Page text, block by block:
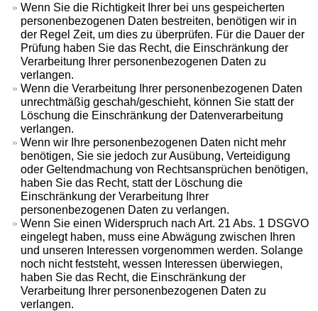
Wenn Sie die Richtigkeit Ihrer bei uns gespeicherten
personenbezogenen Daten bestreiten, benötigen wir in
der Regel Zeit, um dies zu überprüfen. Für die Dauer der
Prüfung haben Sie das Recht, die Einschränkung der
Verarbeitung Ihrer personenbezogenen Daten zu
verlangen.
Wenn die Verarbeitung Ihrer personenbezogenen Daten
unrechtmäßig geschah/geschieht, können Sie statt der
Löschung die Einschränkung der Datenverarbeitung
verlangen.
Wenn wir Ihre personenbezogenen Daten nicht mehr
benötigen, Sie sie jedoch zur Ausübung, Verteidigung
oder Geltendmachung von Rechtsansprüchen benötigen,
haben Sie das Recht, statt der Löschung die
Einschränkung der Verarbeitung Ihrer
personenbezogenen Daten zu verlangen.
Wenn Sie einen Widerspruch nach Art. 21 Abs. 1 DSGVO
eingelegt haben, muss eine Abwägung zwischen Ihren
und unseren Interessen vorgenommen werden. Solange
noch nicht feststeht, wessen Interessen überwiegen,
haben Sie das Recht, die Einschränkung der
Verarbeitung Ihrer personenbezogenen Daten zu
verlangen.